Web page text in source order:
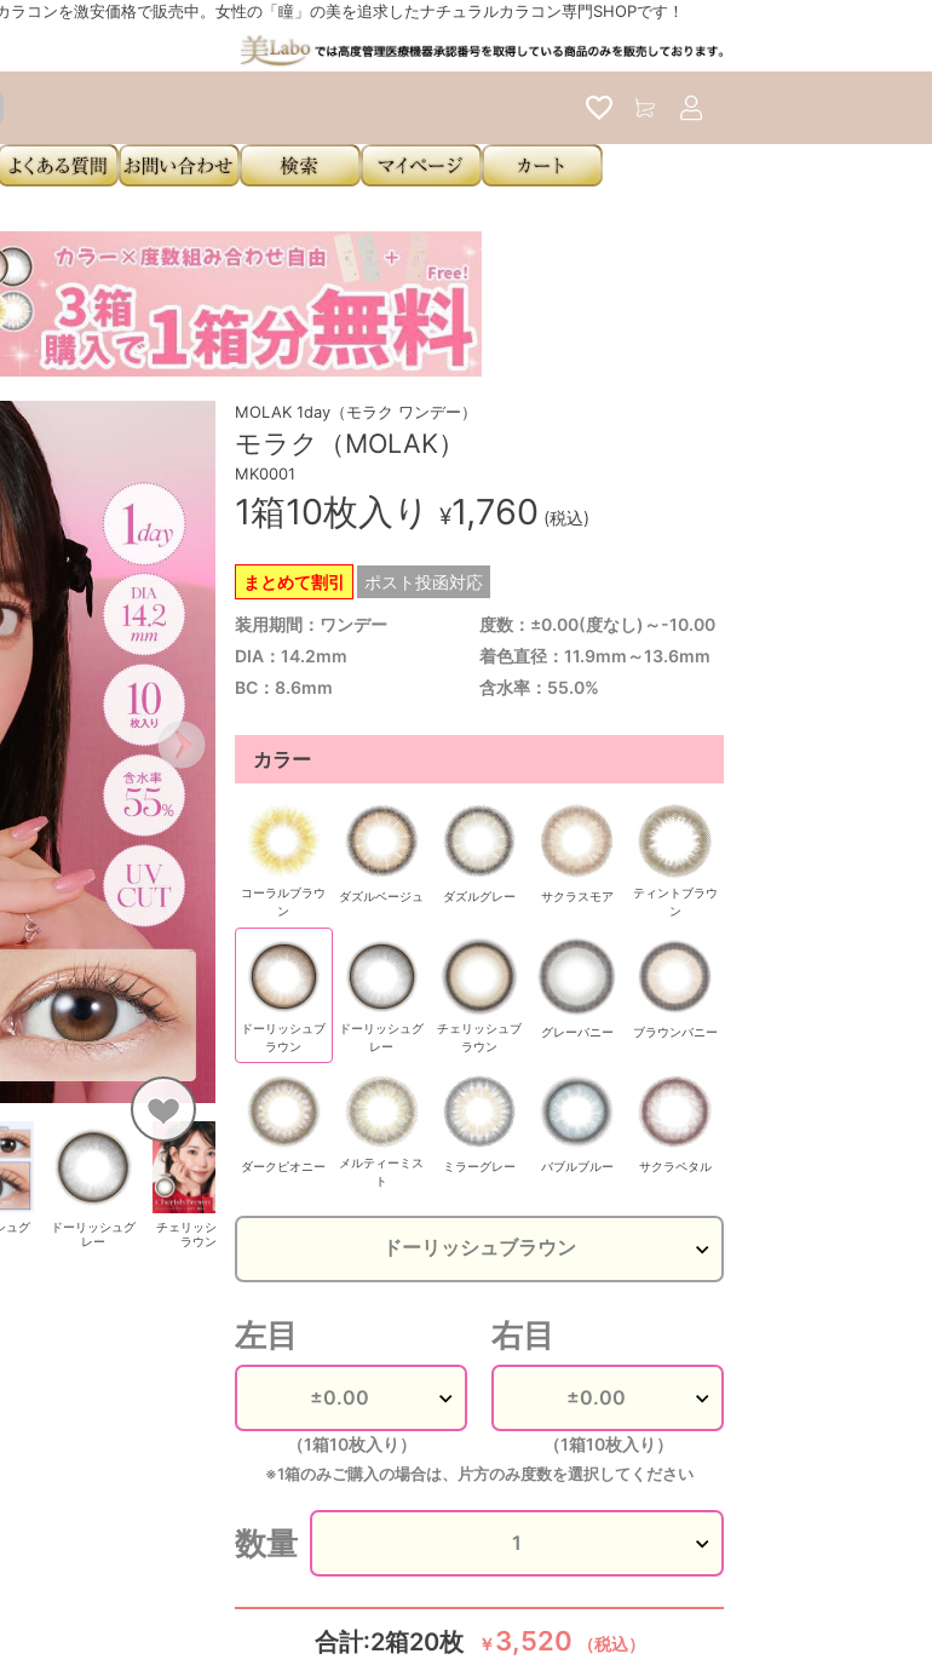
コンを激安価格で販売中。女性の「瞳」の美を追求したナチュラルカラコン専門SHOPです！
ュグ
ドーリッシュグ
レー
チェリッシュブ
ラウン
ラウン
グレーバニー
MOLAK 1day（モラク ワンデー）
モラク（MOLAK）
MK0001
1箱10枚入り ¥1,760 (税込)
まとめて割引 ポスト投函対応
装用期間：ワンデー
度数：±0.00(度なし)～-10.00
DIA：14.2mm
着色直径：11.9mm～13.6mm
BC：8.6mm
含水率：55.0%
カラー
コーラルブラウ
ン
ダズルベージュ ダズルグレー サクラスモア
ティントブラウ
ン
ドーリッシュブ
ラウン
ドーリッシュグ
レー
チェリッシュブ
ラウン
グレーバニー ブラウンバニー
ダークピオニー
メルティーミス
ト
ミラーグレー バブルブルー サクラペタル
左目
（1箱10枚入り）
右目
（1箱10枚入り）
※1箱のみご購入の場合は、片方のみ度数を選択してください
数量
合計:2箱20枚 ￥3,520 （税込）